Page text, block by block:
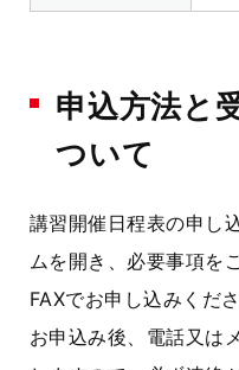
申込方法と
ついて
講習開催日程表の申し
ムを開き、必要事項を
FAXでお申し込みくださ
お申込み後、電話又は